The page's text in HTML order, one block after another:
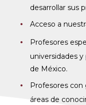
desarrollar sus
Acceso a
Profesores
universidades
de México.
Profesores con
áreas de